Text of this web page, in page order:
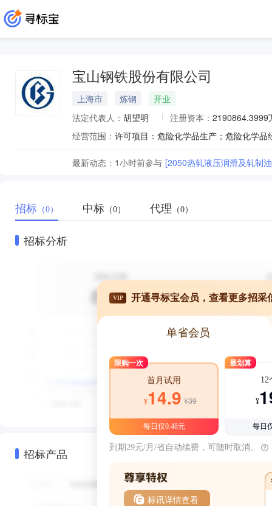
宝山钢铁股份有限公司
上海市 炼钢
开业
法定代表人： 胡望明 注册资本： 2190864.3999
经营范围：
最新动态： 1小时前参与 [2050热轧液压润滑及轧制
招标 （0） 中标 （0） 代理 （0）
招标分析
招标产品
VIP 开通寻标宝会员，查看更多招采
单省会员
限购一次
首月试用
¥14.9 ¥39
每日仅0.48元
最划算
12
¥
每日
到期29元/月/省自动续费，可随时取消。
标讯详情查看